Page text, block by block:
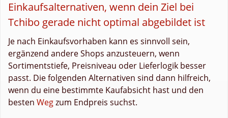
Einkaufsalternativen, wenn dein Ziel bei
Tchibo gerade nicht optimal abgebildet ist
Je nach Einkaufsvorhaben kann es sinnvoll sein,
ergänzend andere Shops anzusteuern, wenn
Sortimentstiefe, Preisniveau oder Lieferlogik besser
passt. Die folgenden Alternativen sind dann hilfreich,
wenn du eine bestimmte Kaufabsicht hast und den
besten Wegzum Endpreis suchst.